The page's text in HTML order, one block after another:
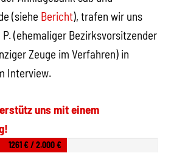
(siehe Bericht), trafen wir uns
(ehemaliger Bezirksvorsitzender
Zeuge im Verfahren) in
Interview.
uns mit einem
1261 € / 2.000 €